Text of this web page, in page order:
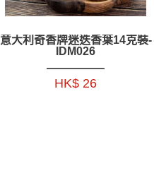
意大利奇香牌迷迭香葉14克裝-
IDM026
HK$ 26